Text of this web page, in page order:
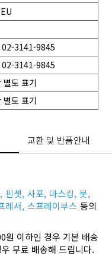
02-3141-9845
02-3141-9845
별도 표기
별도 표기
교환 및 반품안내
핀셋, 사포, 마스킹, 붓,
레서, 스프레이부스 등의
원 이하인 경우 기본 배송
무료 배송해 드립니다.